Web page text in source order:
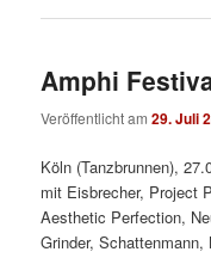
Amphi
Veröffentlicht am29. Juli
Köln (Tanzbrunnen),
mit Eisbrecher, Project
Aesthetic Perfection,
Grinder,